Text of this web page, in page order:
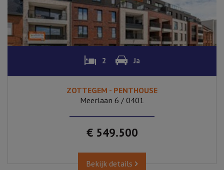
2 Ja
ZOTTEGEM - PENTHOUSE
Meerlaan 6 / 0401
€ 549.500
Bekijk details